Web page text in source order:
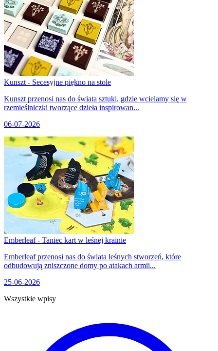
Kunszt - Secesyjne piękno na stole
Kunszt przenosi nas do świata sztuki, gdzie wcielamy się w
rzemieślniczki tworzące dzieła inspirowan...
06-07-2026
Emberleaf - Taniec kart w leśnej krainie
Emberleaf przenosi nas do świata leśnych stworzeń, które
odbudowują zniszczone domy po atakach armii...
25-06-2026
Wszystkie wpisy